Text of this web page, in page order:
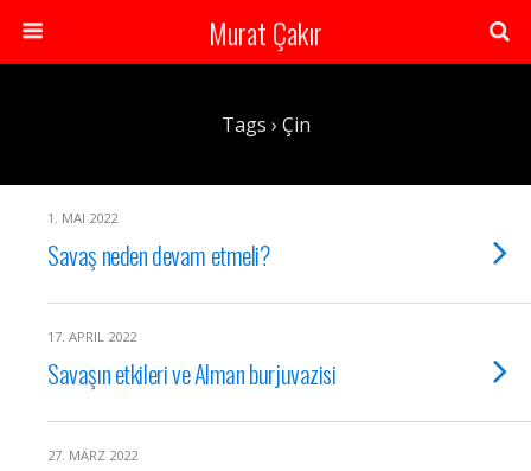
Murat Çakır
Tags › Çin
1. MAI 2022
Savaş neden devam etmeli?
17. APRIL 2022
Savaşın etkileri ve Alman burjuvazisi
27. MÄRZ 2022